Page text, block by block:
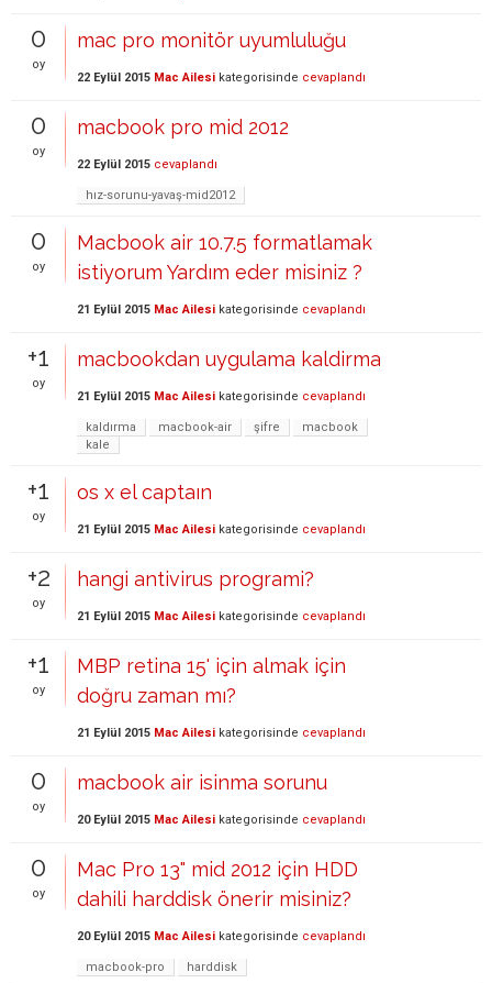
0
oy
mac pro monitör uyumluluğu
22 Eylül 2015 Mac Ailesi kategorisinde cevaplandı
0
oy
macbook pro mid 2012
22 Eylül 2015 cevaplandı
hız-sorunu-yavaş-mid2012
0
oy
Macbook air 10.7.5 formatlamak
istiyorum Yardım eder misiniz ?
21 Eylül 2015 Mac Ailesi kategorisinde cevaplandı
+1
oy
macbookdan uygulama kaldirma
21 Eylül 2015 Mac Ailesi kategorisinde cevaplandı
kaldırma macbook-air şifre
macbook
kale
+1
oy
os x el captaın
21 Eylül 2015 Mac Ailesi kategorisinde cevaplandı
+2
oy
hangi antivirus programi?
21 Eylül 2015 Mac Ailesi kategorisinde cevaplandı
+1
oy
MBP retina 15' için almak için
doğru zaman mı?
21 Eylül 2015 Mac Ailesi kategorisinde cevaplandı
0
oy
macbook air isinma sorunu
20 Eylül 2015 Mac Ailesi kategorisinde cevaplandı
0
oy
Mac Pro 13" mid 2012 için HDD
dahili harddisk önerir misiniz?
20 Eylül 2015 Mac Ailesi kategorisinde cevaplandı
macbook-pro harddisk